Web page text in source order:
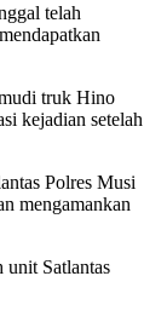
telah
truk Hino
kejadian setelah
Polres Musi
mengamankan
unit Satlantas